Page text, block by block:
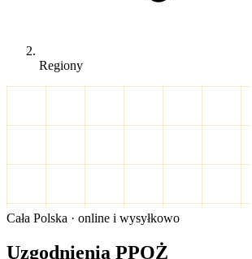
Regiony
Cała Polska · online i wysyłkowo
Uzgodnienia PPOŻ